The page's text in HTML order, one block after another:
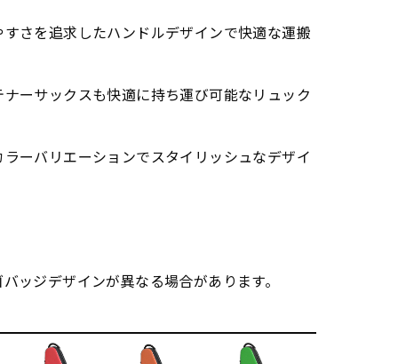
さを追求したハンドルデザインで快適な運搬
ーサックスも快適に持ち運び可能なリュック
ーバリエーションでスタイリッシュなデザイ
ッジデザインが異なる場合があります。